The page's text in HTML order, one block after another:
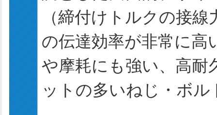
（締付けトルクの接
の伝達効率が非常に高
や摩耗にも強い、高耐
ットの多いねじ・ボル